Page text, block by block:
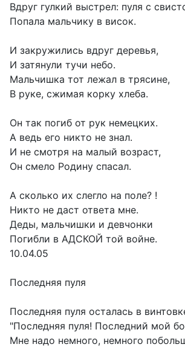
Вдруг гулкий выстрел: пуля с
Попала мальчику в висок.
И закружились вдруг деревья,
И затянули тучи небо.
Мальчишка тот лежал в трясине,
В руке, сжимая корку хлеба.
Он так погиб от рук немецких.
А ведь его никто не знал.
И не смотря на малый возраст,
Он смело Родину спасал.
А сколько их слегло на поле? !
Никто не даст ответа мне.
Деды, мальчишки и девчонки
Погибли в АДСКОЙ той войне.
10.04.05
Последняя пуля
Последняя пуля осталась в
"Последняя пуля! Последний мой
Мне надо немного, немного